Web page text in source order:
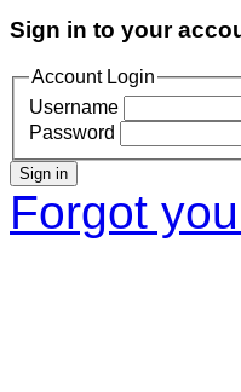
Sign in to your
Account Login
Username
Password
Sign in
Forgot